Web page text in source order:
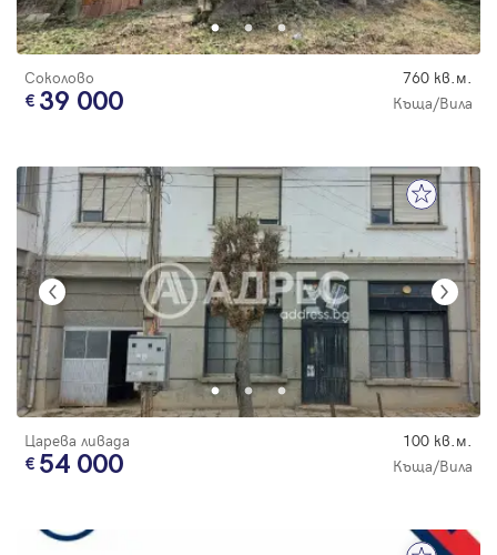
Соколово 760 кв.м.
39 000 Къща/Вила
Царева ливада 100 кв.м.
54 000 Къща/Вила